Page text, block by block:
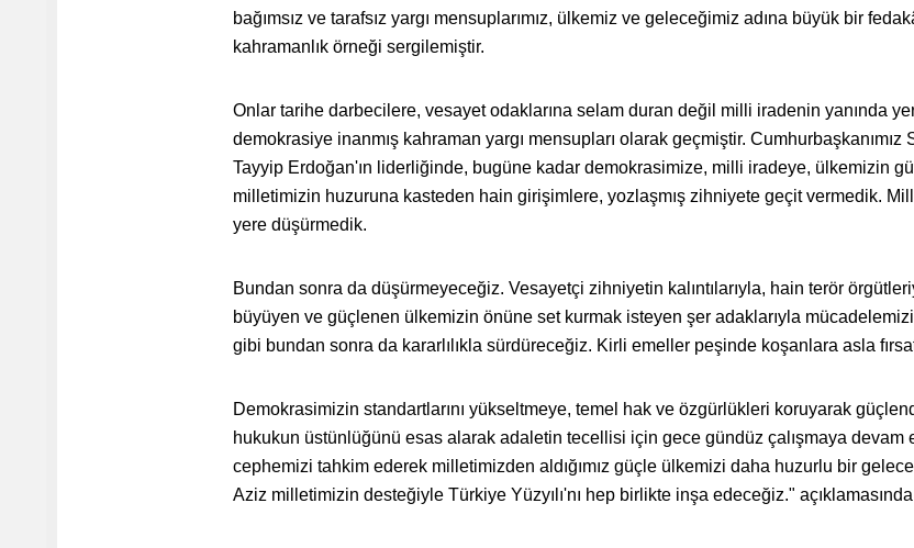
bağımsız ve tarafsız yargı mensuplarımız, ülkemiz ve geleceğimiz adına büyük bir
kahramanlık örneği sergilemiştir.
Onlar tarihe darbecilere, vesayet odaklarına selam duran değil milli iradenin yanında
demokrasiye inanmış kahraman yargı mensupları olarak geçmiştir. Cumhurbaşkanımız
Tayyip Erdoğan'ın liderliğinde, bugüne kadar demokrasimize, milli iradeye, ülkemizin
milletimizin huzuruna kasteden hain girişimlere, yozlaşmış zihniyete geçit vermedik.
yere düşürmedik.
Bundan sonra da düşürmeyeceğiz. Vesayetçi zihniyetin kalıntılarıyla, hain terör
büyüyen ve güçlenen ülkemizin önüne set kurmak isteyen şer adaklarıyla mücadelemizi
gibi bundan sonra da kararlılıkla sürdüreceğiz. Kirli emeller peşinde koşanlara asla
Demokrasimizin standartlarını yükseltmeye, temel hak ve özgürlükleri koruyarak
hukukun üstünlüğünü esas alarak adaletin tecellisi için gece gündüz çalışmaya devam
cephemizi tahkim ederek milletimizden aldığımız güçle ülkemizi daha huzurlu bir
Aziz milletimizin desteğiyle Türkiye Yüzyılı'nı hep birlikte inşa edeceğiz."